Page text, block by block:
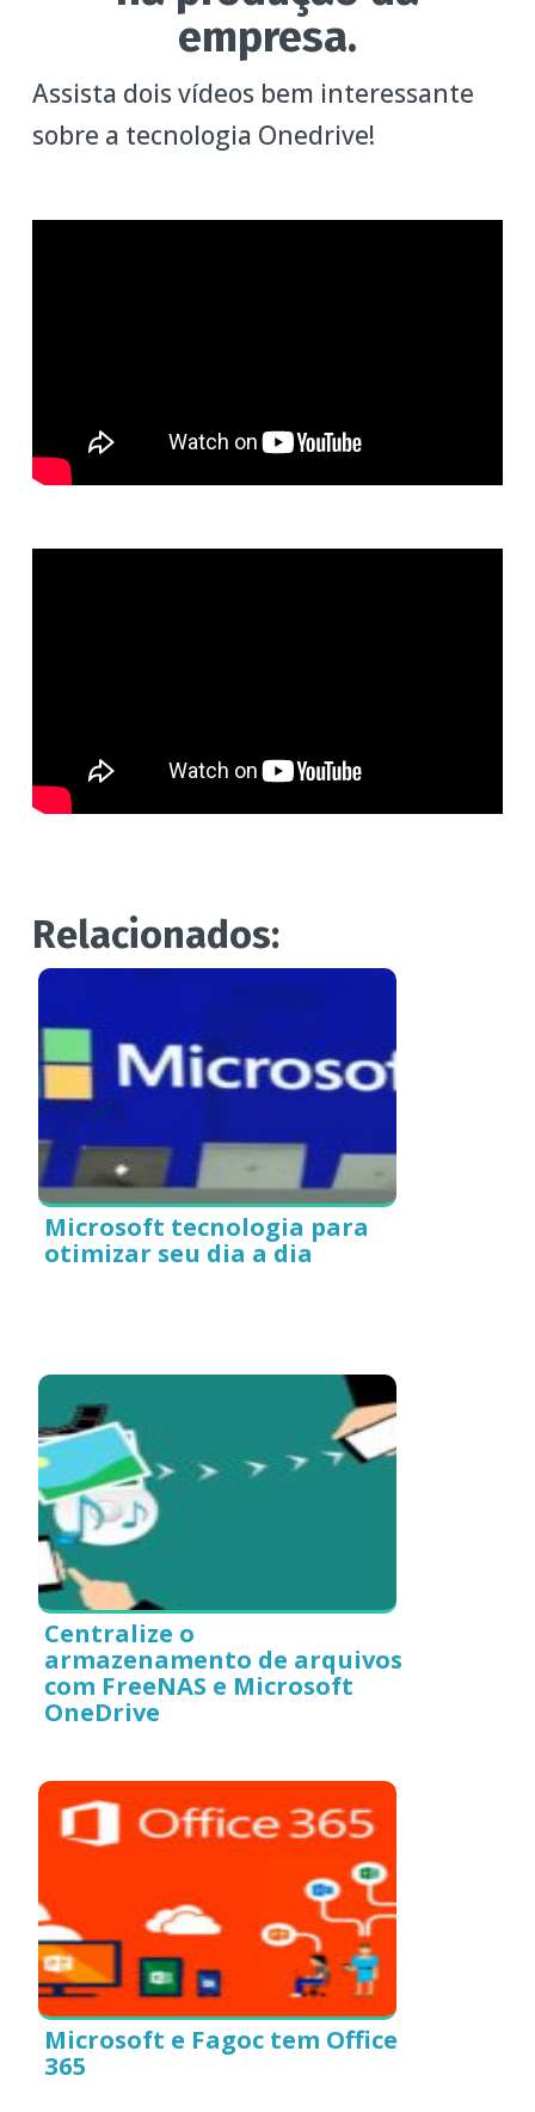
empresa.
Assista dois vídeos bem interessante
sobre a tecnologia Onedrive!
Relacionados:
Microsoft tecnologia para
otimizar seu dia a dia
Centralize o
armazenamento de arquivos
com FreeNAS e Microsoft
OneDrive
Microsoft e Fagoc tem Office
365